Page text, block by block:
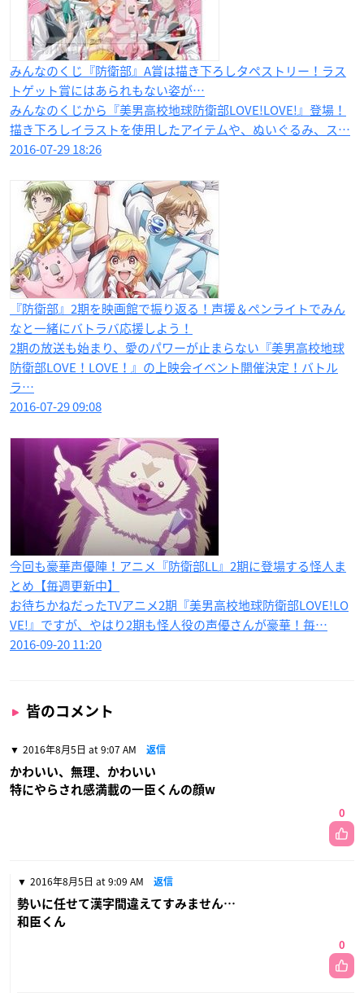
みんなのくじ『防衛部』A賞は描き下ろしタペストリー！ラス
トゲット賞にはあられもない姿が…
みんなのくじから『美男高校地球防衛部LOVE!LOVE!』登場！
描き下ろしイラストを使用したアイテムや、ぬいぐるみ、ス…
2016-07-29 18:26
『防衛部』2期を映画館で振り返る！声援＆ペンライトでみん
なと一緒にバトラバ応援しよう！
2期の放送も始まり、愛のパワーが止まらない『美男高校地球
防衛部LOVE！LOVE！』の上映会イベント開催決定！バトル
ラ…
2016-07-29 09:08
今回も豪華声優陣！アニメ『防衛部LL』2期に登場する怪人ま
とめ【毎週更新中】
お待ちかねだったTVアニメ2期『美男高校地球防衛部LOVE!LO
VE!』ですが、やはり2期も怪人役の声優さんが豪華！毎…
2016-09-20 11:20
皆のコメント
2016年8月5日 at 9:07 AM 返信
かわいい、無理、かわいい
特にやらされ感満載の一臣くんの顔w
0
2016年8月5日 at 9:09 AM 返信
勢いに任せて漢字間違えてすみません…
和臣くん
0